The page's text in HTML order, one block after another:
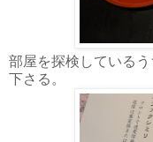
部屋を探検している
下さる。